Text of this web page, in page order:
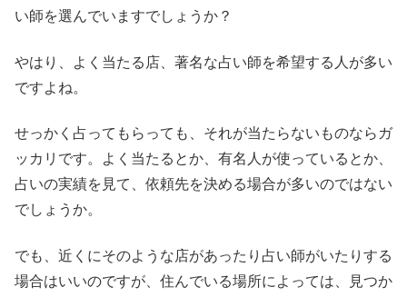
い師を選んでいますでしょうか？
やはり、よく当たる店、著名な占い師を希望する人が多い
ですよね。
せっかく占ってもらっても、それが当たらないものならガ
ッカリです。よく当たるとか、有名人が使っているとか、
占いの実績を見て、依頼先を決める場合が多いのではない
でしょうか。
でも、近くにそのような店があったり占い師がいたりする
場合はいいのですが、住んでいる場所によっては、見つか